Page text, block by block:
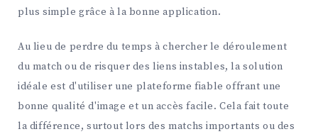
plus simple grâce à la bonne application.
Au lieu de perdre du temps à chercher le déroulement
du match ou de risquer des liens instables, la solution
idéale est d'utiliser une plateforme fiable offrant une
bonne qualité d'image et un accès facile. Cela fait toute
la différence, surtout lors des matchs importants ou des